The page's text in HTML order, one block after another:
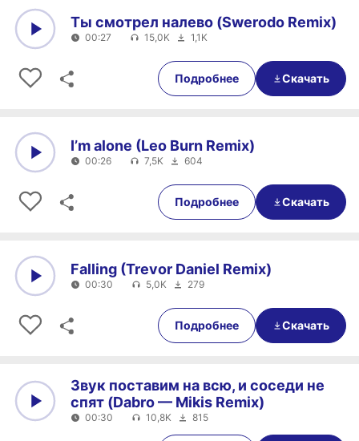
00:27
Ты смотрел налево (Swerodo Remix)
00:27 15,0K 1,1K
Подробнее Скачать
00:26
I’m alone (Leo Burn Remix)
00:26 7,5K 604
Подробнее Скачать
00:30
Falling (Trevor Daniel Remix)
00:30 5,0K 279
Подробнее Скачать
00:30
Звук поставим на всю, и соседи не
спят (Dabro — Mikis Remix)
00:30 10,8K 815